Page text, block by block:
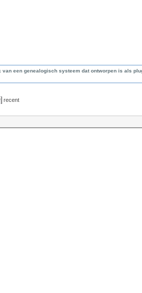
een genealogisch systeem dat ontworpen is als
recent